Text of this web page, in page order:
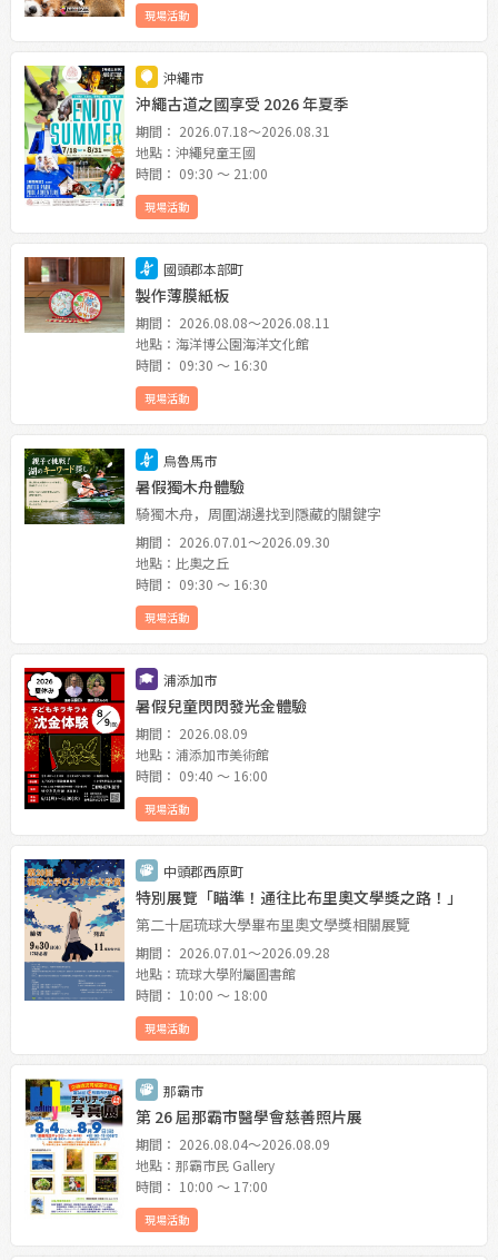
現場活動
沖繩市
沖繩古道之國享受 2026 年夏季
期間： 2026.07.18〜2026.08.31
地點：沖繩兒童王國
時間： 09:30 〜 21:00
現場活動
國頭郡本部町
製作薄膜紙板
期間： 2026.08.08〜2026.08.11
地點：海洋博公園海洋文化館
時間： 09:30 〜 16:30
現場活動
烏魯馬市
暑假獨木舟體驗
騎獨木舟，周圍湖邊找到隱藏的關鍵字
期間： 2026.07.01〜2026.09.30
地點：比奧之丘
時間： 09:30 〜 16:30
現場活動
浦添加市
暑假兒童閃閃發光金體驗
期間： 2026.08.09
地點：浦添加市美術館
時間： 09:40 〜 16:00
現場活動
中頭郡西原町
特別展覽「瞄準！通往比布里奧文學獎之路！」
第二十屆琉球大學畢布里奧文學獎相關展覽
期間： 2026.07.01〜2026.09.28
地點：琉球大學附屬圖書館
時間： 10:00 〜 18:00
現場活動
那霸市
第 26 屆那霸市醫學會慈善照片展
期間： 2026.08.04〜2026.08.09
地點：那霸市民 Gallery
時間： 10:00 〜 17:00
現場活動